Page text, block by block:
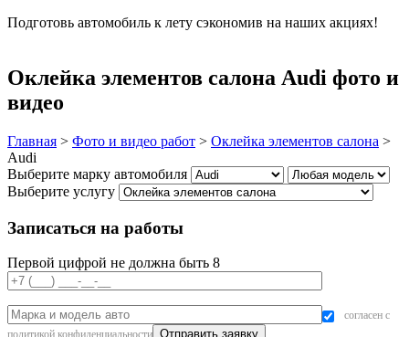
Подготовь автомобиль к лету сэкономив на наших акциях!
Оклейка элементов салона Audi фото и
видео
Главная > Фото и видео работ > Оклейка элементов салона >
Audi
Выберите марку автомобиля
Выберите услугу
Записаться на работы
Первой цифрой не должна быть 8
согласен с